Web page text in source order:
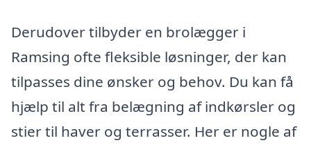
Derudover tilbyder en brolægger i
Ramsing ofte fleksible løsninger, der kan
tilpasses dine ønsker og behov. Du kan få
hjælp til alt fra belægning af indkørsler og
stier til haver og terrasser. Her er nogle af